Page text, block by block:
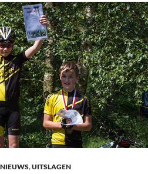
NIEUWS,UITSLAGEN